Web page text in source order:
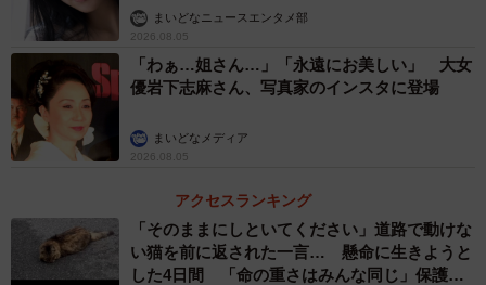
まいどなニュースエンタメ部
2026.08.05
「わぁ…姐さん…」「永遠にお美しい」 大女
優岩下志麻さん、写真家のインスタに登場
まいどなメディア
2026.08.05
アクセスランキング
「そのままにしといてください」道路で動けな
い猫を前に返された一言… 懸命に生きようと
した4日間 「命の重さはみんな同じ」保護団